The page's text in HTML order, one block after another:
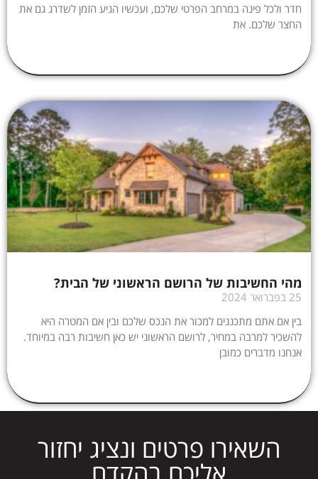
חדר ולכל פינה במרחב הפרטי שלכם, ועכשיו הגיע הזמן לשדרג גם את
החצר שלכם. את
מהי החשיבות של הרושם הראשוני של הבית?
25 בפברואר 2024
בין אם אתם מתכננים למכור את הנכס שלכם ובין אם המטרה היא
להשכיר למרבה במחיר, לרושם הראשוני יש כאן חשיבות רבה במיוחד.
אנחנו מדברים כמובן
השאירו פרטים ונציג יחזור